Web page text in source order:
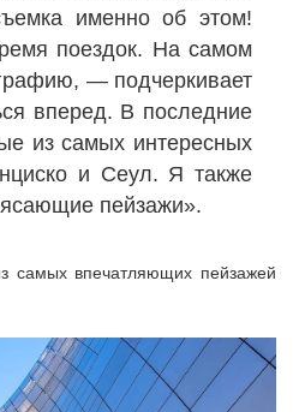
именно об этом!
поездок. На самом
— подчеркивает
вперед. В последние
из самых интересных
и Сеул. Я также
пейзажи».
самых впечатляющих пейзажей